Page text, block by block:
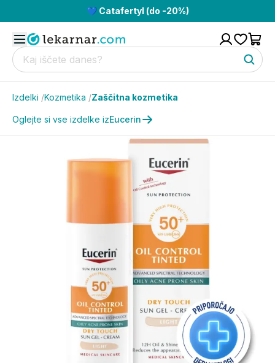
💙 Catafertyl (do -20%)
Izdelki /Kozmetika /Zaščitna kozmetika
Oglejte si vse izdelke izEucerin